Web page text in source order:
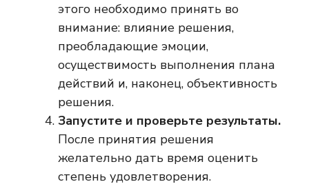
этого необходимо принять во
внимание: влияние решения,
преобладающие эмоции,
осуществимость выполнения плана
действий и, наконец, объективность
решения.
Запустите и проверьте результаты.
После принятия решения
желательно дать время оценить
степень удовлетворения.